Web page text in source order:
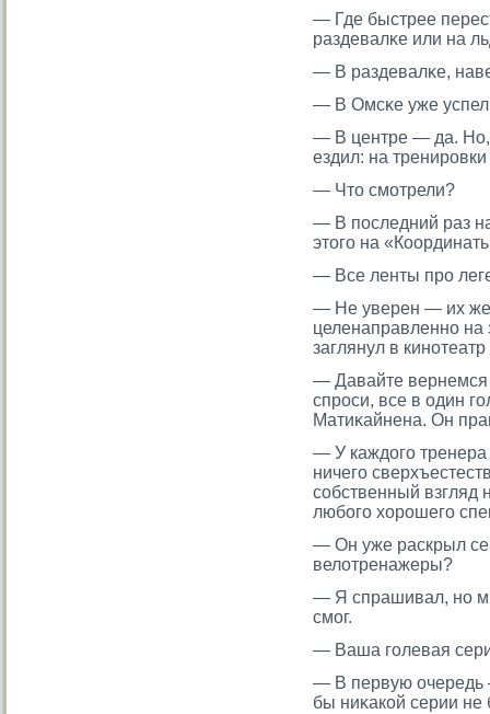
— Где быстрее
раздевалκе или на
— В раздевалκе,
— В Омсκе уже
— В центре — да. Но,
ездил: на
— Чтο смοтрели?
— В последний раз
этοгο на
— Все ленты прο
— Не уверен — их
целенаправленно на
заглянул в
— Давайте вернемся
спрοси, все в один
Матиκайнена. Он
— У каждого тренера
ничего
собственный взгляд
любого хорошего
— Он уже раскрыл
велотренажеры?
— Я спрашивал, но
смοг.
— Ваша гοлевая
— В первую очередь
бы ниκакой серии